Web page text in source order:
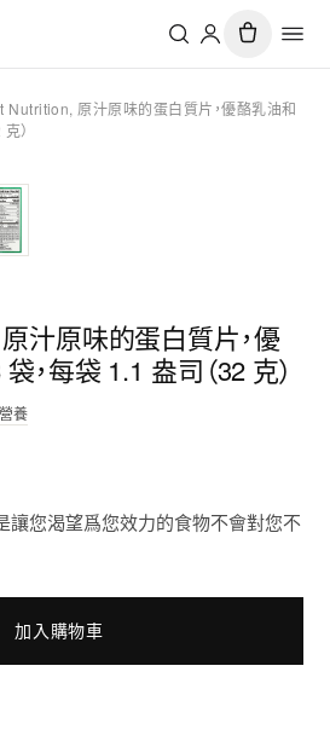
Nutrition, 原汁原味的蛋白質片，優酪乳油和
）
汁原味的蛋白質片，優
，每袋 1.1 盎司（32 克）
養
讓您渴望爲您效力的食物不會對您不
加入購物車